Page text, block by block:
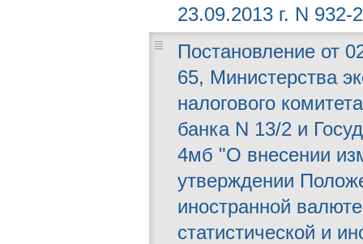
23.09.2013 г. N 932-
Постановление от
65, Министерства
налогового
банка N 13/2 и
4мб "О внесении
утверждении
иностранной
статистической и